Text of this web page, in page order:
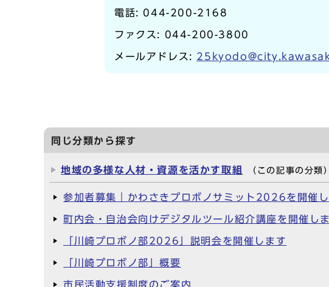
電話: 044-200-2168
ファクス: 044-200-3800
メールアドレス:
同じ分類から探す
地域の多様な人材・資源を活かす取組 （この記事の分類）
参加者募集｜かわさきプロボノサミット2026を開催
町内会・自治会向けデジタルツール紹介講座を開催し
「川崎プロボノ部2026」説明会を開催します
「川崎プロボノ部」概要
市民活動支援制度のご案内